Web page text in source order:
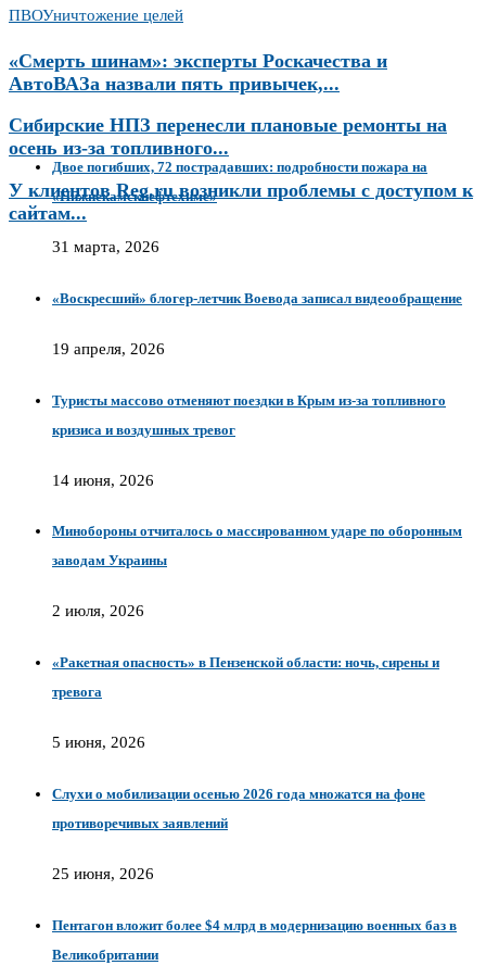
ПВОУничтожение целей
«Смерть шинам»: эксперты Роскачества и
АвтоВАЗа назвали пять привычек,...
Сибирские НПЗ перенесли плановые ремонты на
осень из-за топливного...
У клиентов Reg.ru возникли проблемы с доступом к
сайтам...
Двое погибших, 72 пострадавших: подробности пожара на
«Нижнекамскнефтехиме»
31 марта, 2026
«Воскресший» блогер-летчик Воевода записал видеообращение
19 апреля, 2026
Туристы массово отменяют поездки в Крым из-за топливного
кризиса и воздушных тревог
14 июня, 2026
Минобороны отчиталось о массированном ударе по оборонным
заводам Украины
2 июля, 2026
«Ракетная опасность» в Пензенской области: ночь, сирены и
тревога
5 июня, 2026
Слухи о мобилизации осенью 2026 года множатся на фоне
противоречивых заявлений
25 июня, 2026
Пентагон вложит более $4 млрд в модернизацию военных баз в
Великобритании